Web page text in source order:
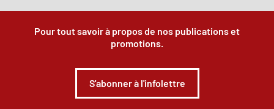
Pour tout savoir à propos de nos publications et
promotions.
S'abonner à l'infolettre